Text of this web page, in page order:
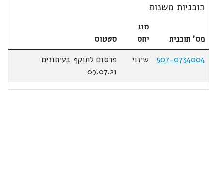
תוכניות משנות
מס' תוכנית
סוג
יחס
סטטוס
507-0734004
שינוי
פרסום לתוקף בעיתונים
09.07.21